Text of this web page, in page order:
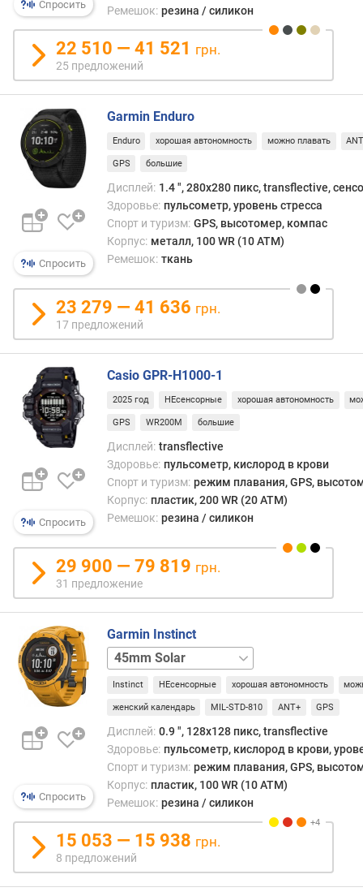
т
с
я
с
п
о
р
и
в
ы
х
р
е
ж
и
о
в
(
ш
т
)
р
м
а
т
и
п
м
а
т
р
ц
ы
р
к
о
с
т
ь
Спросить Ремешок: резина / силикон
22 510 — 41 521 грн.
25 предложений
Спросить
Garmin Enduro
Enduro хорошая автономность можно плавать
GPS большие
Дисплей: 1.4 ", 280х280 пикс, transflective,
Здоровье: пульсометр, уровень стресса
Спорт и туризм: GPS, высотомер, компас
Корпус: металл, 100 WR (10 ATM)
Ремешок: ткань
23 279 — 41 636 грн.
17 предложений
Спросить
Casio GPR-H1000-1
2025 год НЕсенсорные хорошая автономность
GPS WR200M большие
Дисплей: transflective
Здоровье: пульсометр, кислород в крови
Спорт и туризм: режим плавания, GPS,
Корпус: пластик, 200 WR (20 ATM)
Ремешок: резина / силикон
29 900 — 79 819 грн.
31 предложение
Спросить
Garmin Instinct
45mm45mm
Solar
Tactical
45mm
Tactical
Instinct НЕсенсорные хорошая автономность
женский календарь MIL-STD-810 ANT+ GPS
Дисплей: 0.9 ", 128х128 пикс, transflective
Здоровье: пульсометр, кислород в крови,
Спорт и туризм: режим плавания, GPS,
Корпус: пластик, 100 WR (10 ATM)
Ремешок: резина / силикон
15 053 — 15 938 грн.
8 предложений